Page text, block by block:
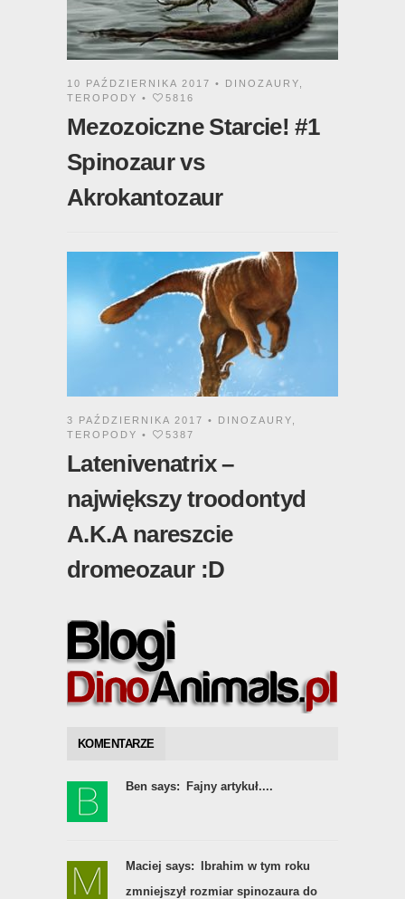
10 PAŹDZIERNIKA 2017 • DINOZAURY,
TEROPODY • 5816
Mezozoiczne Starcie! #1
Spinozaur vs
Akrokantozaur
3 PAŹDZIERNIKA 2017 • DINOZAURY,
TEROPODY • 5387
Latenivenatrix –
największy troodontyd
A.K.A nareszcie
dromeozaur :D
KOMENTARZE
Ben says: Fajny artykuł....
Maciej says:
Ibrahim w tym roku
zmniejszył rozmiar spinozaura do